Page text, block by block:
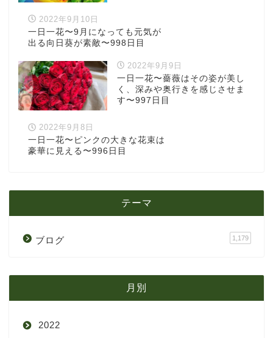
2022年9月10日
一日一花〜9月になっても元気が
出る向日葵が素敵〜998日目
2022年9月9日
一日一花〜薔薇はその姿が美し
く、深みや奥行きを感じさせま
す〜997日目
2022年9月8日
一日一花〜ピンクの大きな花束は
豪華に見える〜996日目
テーマ
ブログ 1,179
月別
2022